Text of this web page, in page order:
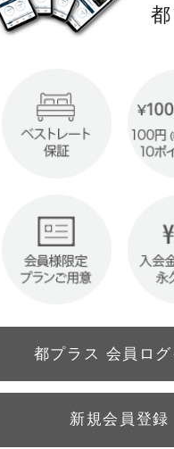
都プラス 会員ログ
新規会員登録